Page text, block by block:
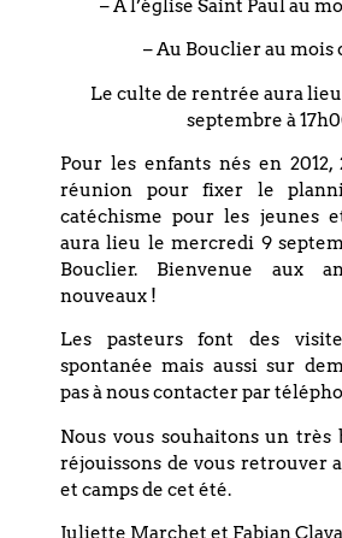
Coordonnées
Eglise réformée du Bouclier
– A l’église Saint Paul au
– Au Bouclier au mois
Le culte de rentrée aura lieu
septembre à
Pour les enfants nés en 2012,
réunion pour fixer le
catéchisme pour les jeunes
aura lieu le mercredi 9
Bouclier. Bienvenue aux
nouveaux !
Les pasteurs font des
spontanée mais aussi sur
pas à nous contacter par
Nous vous souhaitons un très
réjouissons de vous retrouver
et camps de cet été.
Juliette Marchet et Fabian